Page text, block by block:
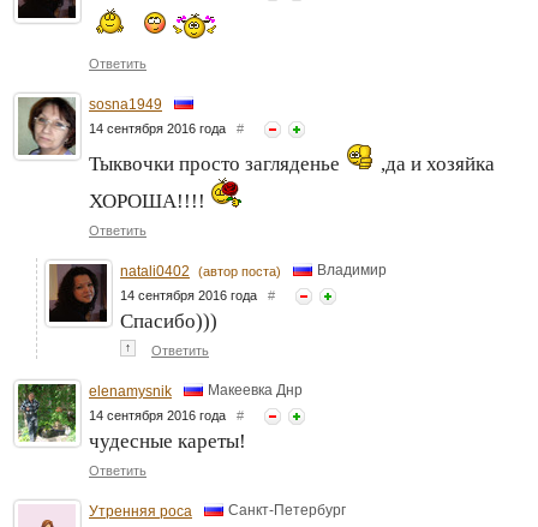
Ответить
sosna1949
14 сентября 2016 года #
Тыквочки просто загляденье
,да и хозяйка
ХОРОША!!!!
Ответить
natali0402 (автор поста) Владимир
14 сентября 2016 года #
Спасибо)))
↑ Ответить
elenamysnik Макеевка Днр
14 сентября 2016 года #
чудесные кареты!
Ответить
Утренняя роса Санкт-Петербург